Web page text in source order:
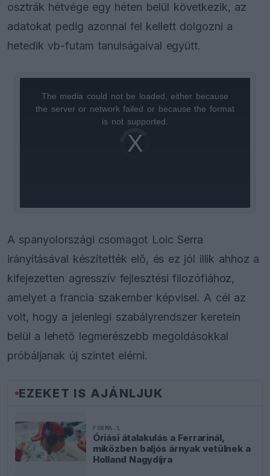
osztrák hétvége egy héten belül következik, az
adatokat pedig azonnal fel kellett dolgozni a
hetedik vb-futam tanulságaival együtt.
Video
Player
loading.
The media could not be loaded, either because
the server or network failed or because the format
is not supported.
A spanyolországi csomagot Loic Serra
irányításával készítették elő, és ez jól illik ahhoz a
kifejezetten agresszív fejlesztési filozófiához,
amelyet a francia szakember képvisel. A cél az
volt, hogy a jelenlegi szabályrendszer keretein
belül a lehető legmerészebb megoldásokkal
próbáljanak új szintet elérni.
EZEKET IS AJÁNLJUK
FORMA-1
Óriási átalakulás a Ferrarinál,
miközben baljós árnyak vetülnek a
Holland Nagydíjra